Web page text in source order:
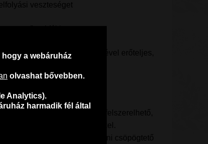
veszteséget
fiatal fákhoz
zsáknak a segítségével erőteljes,
előnyei
egy cipzározással le- és felszerelhető,
csöpögtetőrendszerekkel.
ahol nem lehet megvalósítani csöpögtető
a webáruház
olvashat bővebben.
Analytics).
harmadik fél által